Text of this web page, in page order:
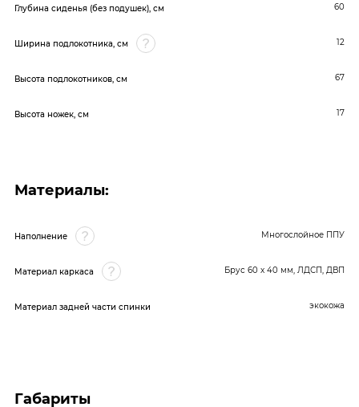
Глубина сиденья (без подушек), см 60
Ширина подлокотника, см 12
Высота подлокотников, см 67
Высота ножек, см 17
Материалы:
Наполнение Многослойное ППУ
Материал каркаса Брус 60 x 40 мм, ЛДСП, ДВП
Материал задней части спинки экокожа
Габариты